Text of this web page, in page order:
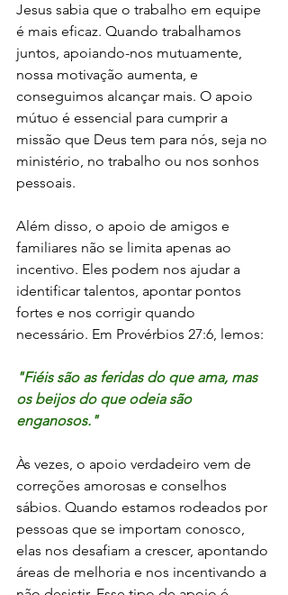
Jesus sabia que o trabalho em equipe
é mais eficaz. Quando trabalhamos
juntos, apoiando-nos mutuamente,
nossa motivação aumenta, e
conseguimos alcançar mais. O apoio
mútuo é essencial para cumprir a
missão que Deus tem para nós, seja no
ministério, no trabalho ou nos sonhos
pessoais.
Além disso, o apoio de amigos e
familiares não se limita apenas ao
incentivo. Eles podem nos ajudar a
identificar talentos, apontar pontos
fortes e nos corrigir quando
necessário. Em Provérbios 27:6, lemos:
"Fiéis são as feridas do que ama, mas
os beijos do que odeia são
enganosos."
Às vezes, o apoio verdadeiro vem de
correções amorosas e conselhos
sábios. Quando estamos rodeados por
pessoas que se importam conosco,
elas nos desafiam a crescer, apontando
áreas de melhoria e nos incentivando a